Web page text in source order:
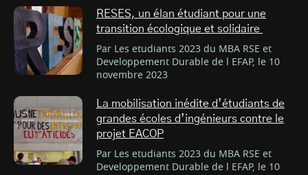
RESES, un élan étudiant pour une
transition écologique et solidaire
Par Les etudiants 2023 du MBA RSE et
Developpement Durable de l EFAP, le 10
novembre 2023
La mobilisation inédite d’étudiants de
grandes écoles d’ingénieurs contre le
projet EACOP
Par Les etudiants 2023 du MBA RSE et
Developpement Durable de l EFAP, le 10